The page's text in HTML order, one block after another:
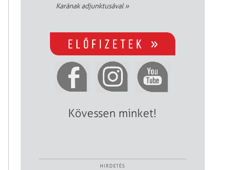
Karának adjunktusával»
Kövessen minket!
HIRDETÉS